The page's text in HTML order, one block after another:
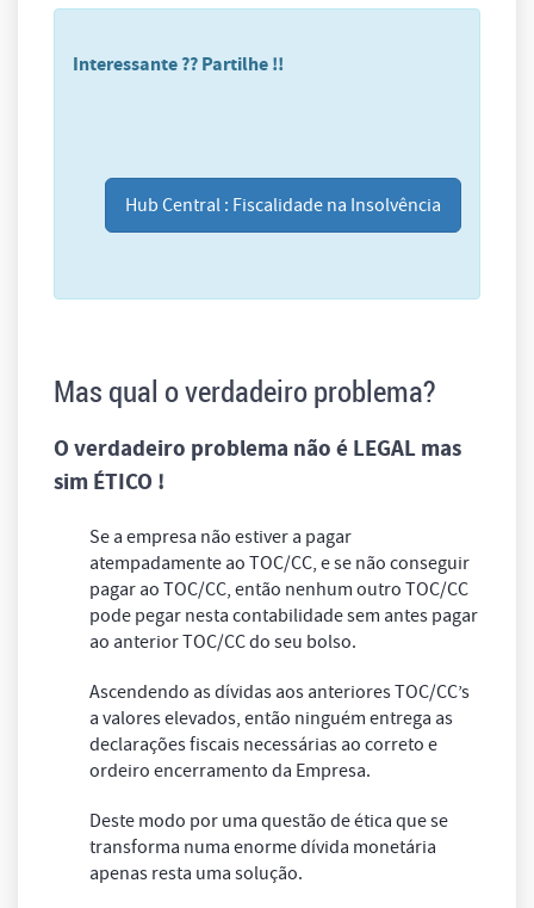
Interessante ?? Partilhe !!
Hub Central : Fiscalidade na Insolvência
Mas qual o verdadeiro problema?
O verdadeiro problema não é LEGAL mas
sim ÉTICO !
Se a empresa não estiver a pagar
atempadamente ao TOC/CC, e se não conseguir
pagar ao TOC/CC, então nenhum outro TOC/CC
pode pegar nesta contabilidade sem antes pagar
ao anterior TOC/CC do seu bolso.
Ascendendo as dívidas aos anteriores TOC/CC’s
a valores elevados, então ninguém entrega as
declarações fiscais necessárias ao correto e
ordeiro encerramento da Empresa.
Deste modo por uma questão de ética que se
transforma numa enorme dívida monetária
apenas resta uma solução.